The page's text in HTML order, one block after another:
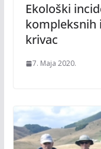
Ekološki
kompleksnih
krivac
7. Maja 2020.